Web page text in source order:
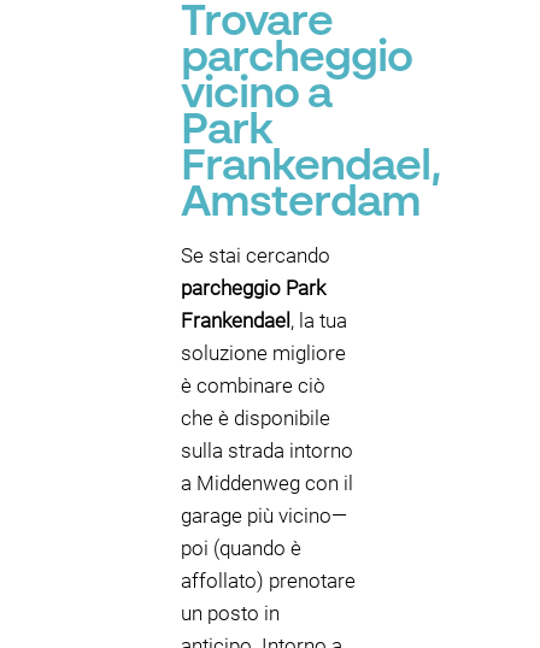
P
Trovare
parcheggio
vicino a
Park
Frankendael,
Amsterdam
Se stai cercando
parcheggio Park
Frankendael , la tua
soluzione migliore
è combinare ciò
che è disponibile
sulla strada intorno
a Middenweg con il
garage più vicino—
poi (quando è
affollato) prenotare
un posto in